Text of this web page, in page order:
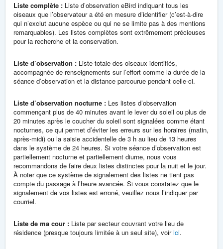
Liste complète : Liste d’observation eBird indiquant tous les
oiseaux que l’observateur a été en mesure d’identifier (c’est-à-dire
qui n’exclut aucune espèce ou qui ne se limite pas à des mentions
remarquables). Les listes complètes sont extrêmement précieuses
pour la recherche et la conservation.
Liste d’observation : Liste totale des oiseaux identifiés,
accompagnée de renseignements sur l’effort comme la durée de la
séance d’observation et la distance parcourue pendant celle-ci.
Liste d’observation nocturne : Les listes d’observation
commençant plus de 40 minutes avant le lever du soleil ou plus de
20 minutes après le coucher du soleil sont signalées comme étant
nocturnes, ce qui permet d’éviter les erreurs sur les horaires (matin,
après-midi) ou la saisie accidentelle de 3 h au lieu de 13 heures
dans le système de 24 heures. Si votre séance d’observation est
partiellement nocturne et partiellement diurne, nous vous
recommandons de faire deux listes distinctes pour la nuit et le jour.
À noter que ce système de signalement des listes ne tient pas
compte du passage à l’heure avancée. Si vous constatez que le
signalement de vos listes est erroné, veuillez nous l’indiquer par
courriel.
Liste de ma cour : Liste par secteur couvrant votre lieu de
résidence (presque toujours limitée à un seul site), voirici.